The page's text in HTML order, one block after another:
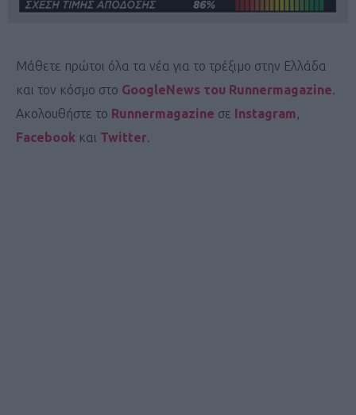
Μάθετε πρώτοι όλα τα νέα για το τρέξιμο στην Ελλάδα
και τον κόσμο στο GoogleNews του Runnermagazine.
Ακολουθήστε το Runnermagazine σε Instagram,
Facebook και Twitter.